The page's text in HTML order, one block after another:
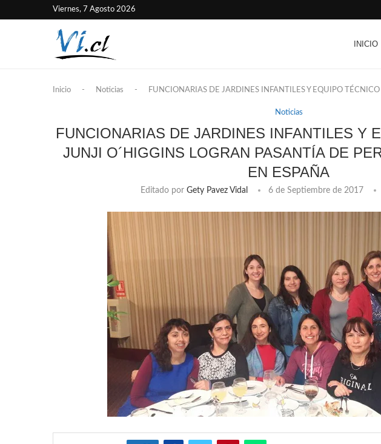
Viernes, 7 Agosto 2026
INICIO
Inicio - Noticias - FUNCIONARIAS DE JARDINES INFANTILES Y EQUIPO
Noticias
FUNCIONARIAS DE JARDINES INFANTILES Y
JUNJI O´HIGGINS LOGRAN PASANTÍA DE
EN ESPAÑA
Editado por Gety Pavez Vidal 6 de Septiembre de 2017